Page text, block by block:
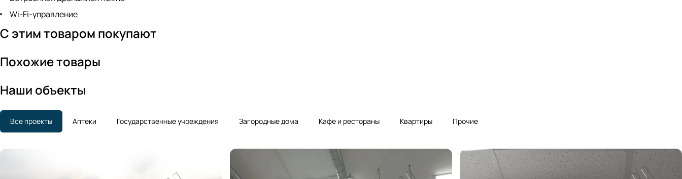
Wi-Fi-управление
С этим товаром покупают
Похожие товары
Наши объекты
Все проекты Аптеки Государственные учреждения Загородные дома Кафе и рестораны Квартиры Прочие